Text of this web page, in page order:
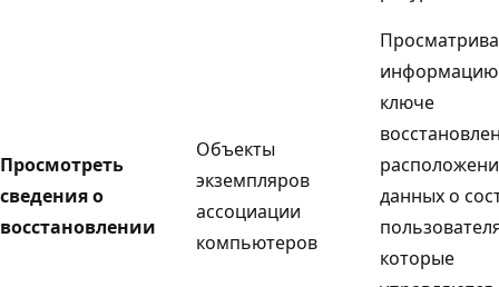
Просмотреть
сведения о
восстановлении
Объекты
экземпляров
ассоциации
компьютеров
ключе
данных о
которые